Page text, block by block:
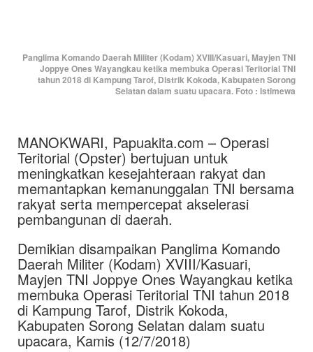
Panglima Komando Daerah Militer (Kodam) XVIII/Kasuari, Mayjen TNI
Joppye Ones Wayangkau ketika membuka Operasi Teritorial TNI
tahun 2018 di Kampung Tarof, Distrik Kokoda, Kabupaten Sorong
Selatan dalam suatu upacara. Foto : Istimewa
MANOKWARI, Papuakita.com – Operasi
Teritorial (Opster) bertujuan untuk
meningkatkan kesejahteraan rakyat dan
memantapkan kemanunggalan TNI bersama
rakyat serta mempercepat akselerasi
pembangunan di daerah.
Demikian disampaikan Panglima Komando
Daerah Militer (Kodam) XVIII/Kasuari,
Mayjen TNI Joppye Ones Wayangkau ketika
membuka Operasi Teritorial TNI tahun 2018
di Kampung Tarof, Distrik Kokoda,
Kabupaten Sorong Selatan dalam suatu
upacara, Kamis (12/7/2018)